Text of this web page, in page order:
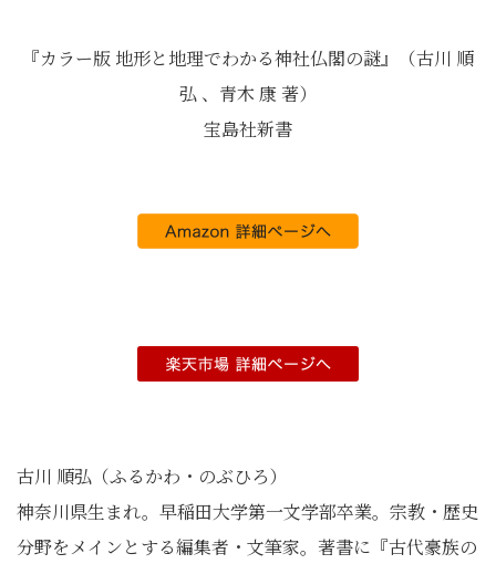
『カラー版 地形と地理でわかる神社仏閣の謎』（古川 順
弘 、青木 康 著）
宝島社新書
古川 順弘（ふるかわ・のぶひろ）
神奈川県生まれ。早稲田大学第一文学部卒業。宗教・歴史
分野をメインとする編集者・文筆家。著書に『古代豪族の